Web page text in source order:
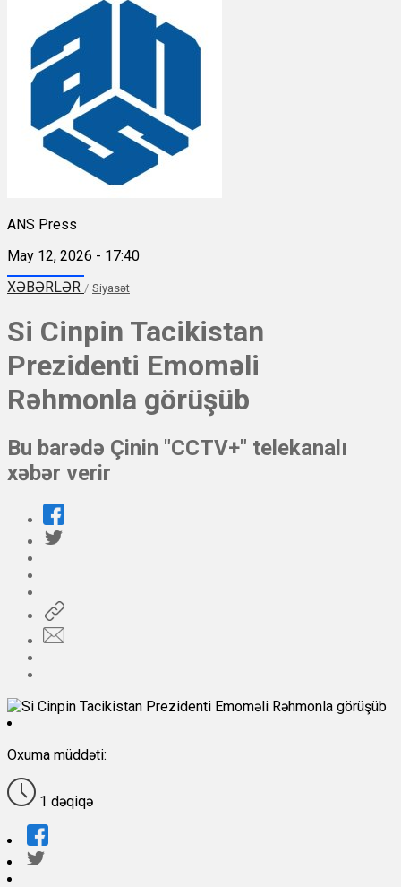
ANS Press
May 12, 2026 - 17:40
XƏBƏRLƏR / Siyasət
Si Cinpin Tacikistan
Prezidenti Emoməli
Rəhmonla görüşüb
Bu barədə Çinin "CCTV+" telekanalı
xəbər verir
Oxuma müddəti:
1 dəqiqə